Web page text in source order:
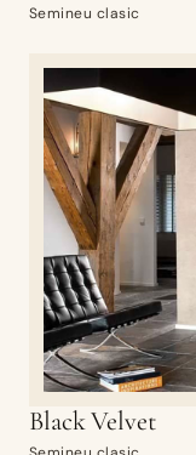
Semineu clasic
Black Velvet